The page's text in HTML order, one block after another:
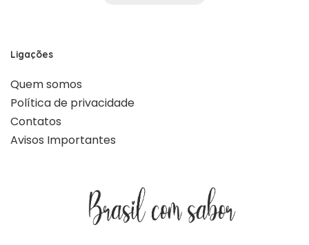
Ligações
Quem somos
Política de privacidade
Contatos
Avisos Importantes